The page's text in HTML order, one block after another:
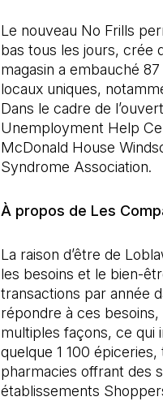
Le nouveau No Frills
bas tous les jours, crée
magasin a embauché
locaux uniques,
Dans le cadre de
Unemployment Help
McDonald House
Syndrome Association.
À propos de Les
La raison d’être de
les besoins et le bien-
transactions par année
répondre à ces
multiples façons, ce qui
quelque 1 100
pharmacies offrant des
établissements